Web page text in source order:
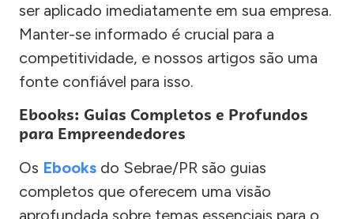
ser aplicado imediatamente em sua empresa.
Manter-se informado é crucial para a
competitividade, e nossos artigos são uma
fonte confiável para isso.
Ebooks: Guias Completos e Profundos
para Empreendedores
Os Ebooks do Sebrae/PR são guias
completos que oferecem uma visão
aprofundada sobre temas essenciais para o